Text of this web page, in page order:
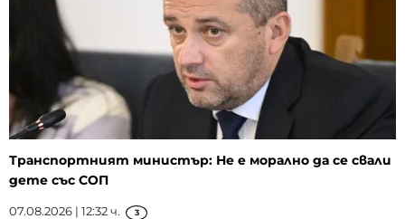
Транспортният министър: Не е морално да се свали
дете със СОП
07.08.2026 | 12:32 ч. 3